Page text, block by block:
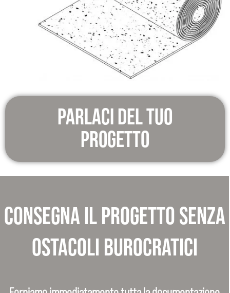
parlaci del tuo
progetto
CONSEGNA IL PROGETTO SENZA
OSTACOLI BUROCRATICI